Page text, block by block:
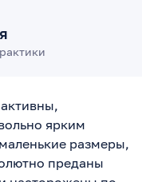
ярким
размеры,
преданы